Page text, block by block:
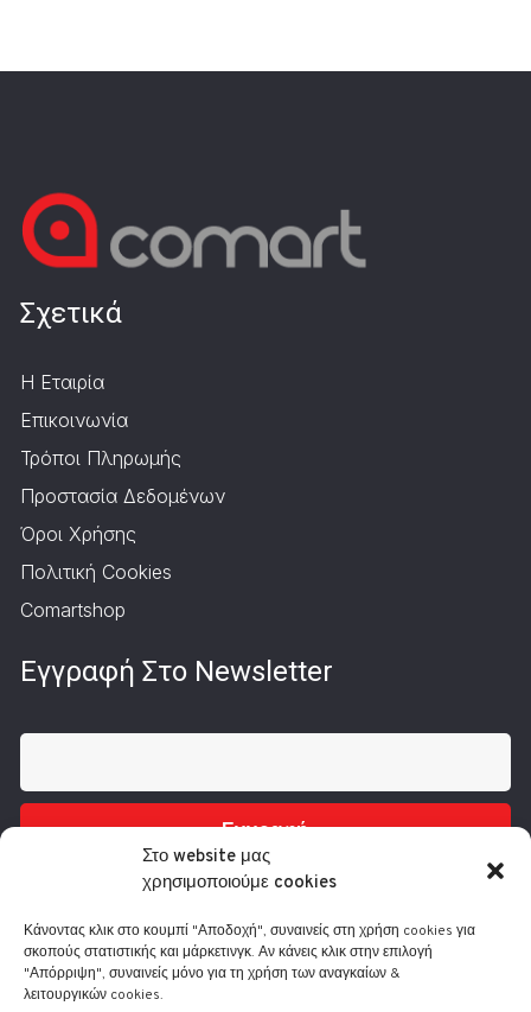
Στο website μας
χρησιμοποιούμε cookies
Κάνοντας κλικ στο κουμπί "Αποδοχή", συναινείς στη χρήση cookies για
σκοπούς στατιστικής και μάρκετινγκ. Αν κάνεις κλικ στην επιλογή
"Απόρριψη", συναινείς μόνο για τη χρήση των αναγκαίων &
λειτουργικών cookies.
Σχετικά
Η Εταιρία
Επικοινωνία
Τρόποι Πληρωμής
Προστασία Δεδομένων
Όροι Χρήσης
Πολιτική Cookies
Comartshop
Εγγραφή Στο Newsletter
Εγγραφή
Τηλ.: 210 3416200